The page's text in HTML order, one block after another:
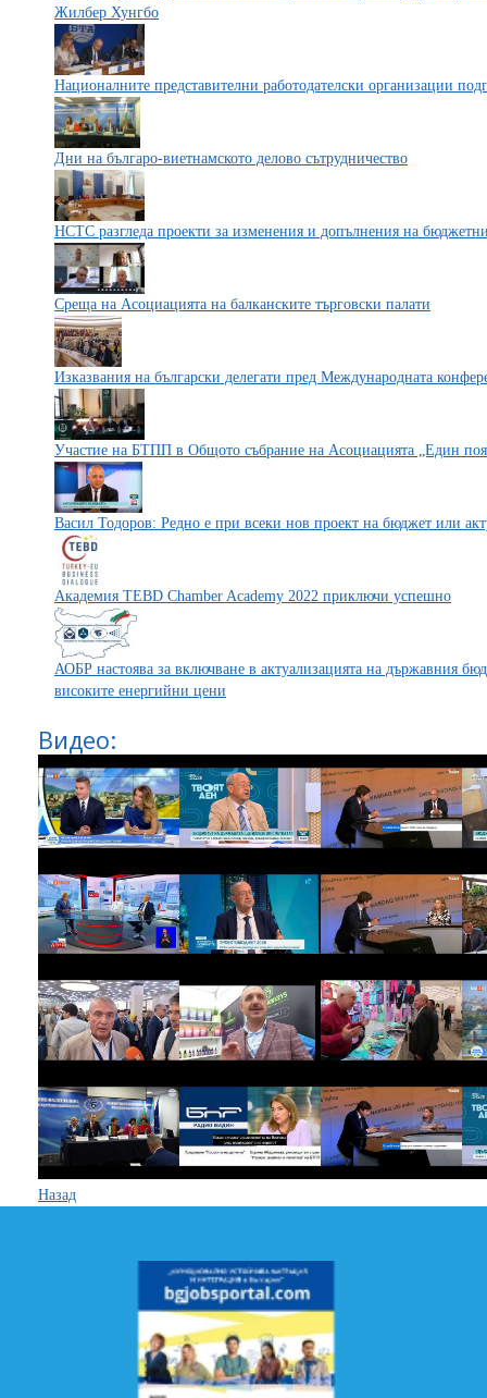
Жилбер Хунгбо
Националните представителни работодателски организации
Дни на българо-виетнамското делово сътрудничество
НСТС разгледа проекти за изменения и допълнения на
Среща на Асоциацията на балканските търговски палати
Изказвания на български делегати пред Международната
Участие на БТПП в Общото събрание на Асоциацията „Един
Васил Тодоров: Редно е при всеки нов проект на бюджет или
Академия TEBD Chamber Academy 2022 приключи успешно
АОБР настоява за включване в актуализацията на държавния
високите енергийни цени
Видео:
Назад